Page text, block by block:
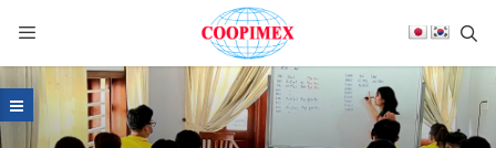
Skip
to
content